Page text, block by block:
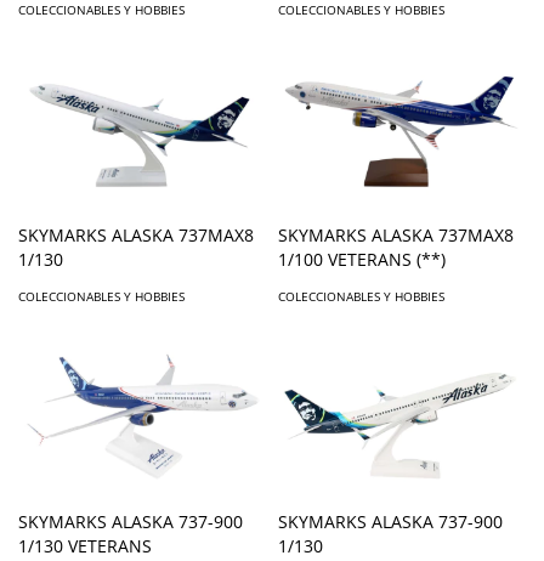
COLECCIONABLES Y HOBBIES COLECCIONABLES Y HOBBIES
SKYMARKS ALASKA 737MAX8
1/130
COLECCIONABLES Y HOBBIES
SKYMARKS ALASKA 737MAX8
1/100 VETERANS (**)
COLECCIONABLES Y HOBBIES
SKYMARKS ALASKA 737-900
1/130 VETERANS
SKYMARKS ALASKA 737-900
1/130